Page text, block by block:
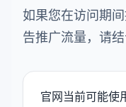
如果您在访问期
告推广流量，请
官网当前可能使